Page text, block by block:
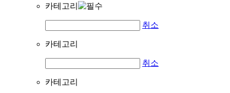
카테고리
취소
카테고리
취소
카테고리